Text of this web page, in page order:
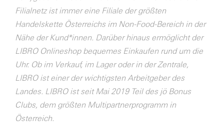
WKS Fachgruppe Finanzdienstleister
WK UBIT
Zühlke
Media
Filialnetz ist immer eine Filiale der größten
Handelskette Österreichs im Non-Food-Bereich in der
Nähe der Kund*innen. Darüber hinaus ermöglicht der
LIBRO Onlineshop bequemes Einkaufen rund um die
Uhr. Ob im Verkauf, im Lager oder in der Zentrale,
LIBRO ist einer der wichtigsten Arbeitgeber des
Landes. LIBRO ist seit Mai 2019 Teil des jö Bonus
Clubs, dem größten Multipartnerprogramm in
Österreich.